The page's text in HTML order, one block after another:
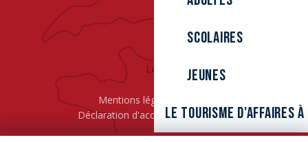
Scolaires
Jeunes
Le tourisme d'affaires à
Mentions légales
Déclaration d'accessibilité
L’ÉPIC